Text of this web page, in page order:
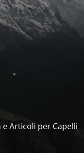
Articoli per Capelli